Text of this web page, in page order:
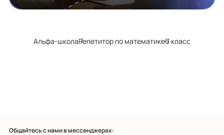
Альфа-школаРепетитор по математике6 класс
Общайтесь с нами в мессенджерах: